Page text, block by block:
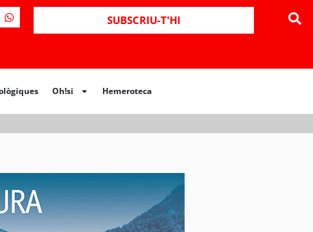
SUBSCRIU-T'HI
Oh!si Hemeroteca
Hemeroteca